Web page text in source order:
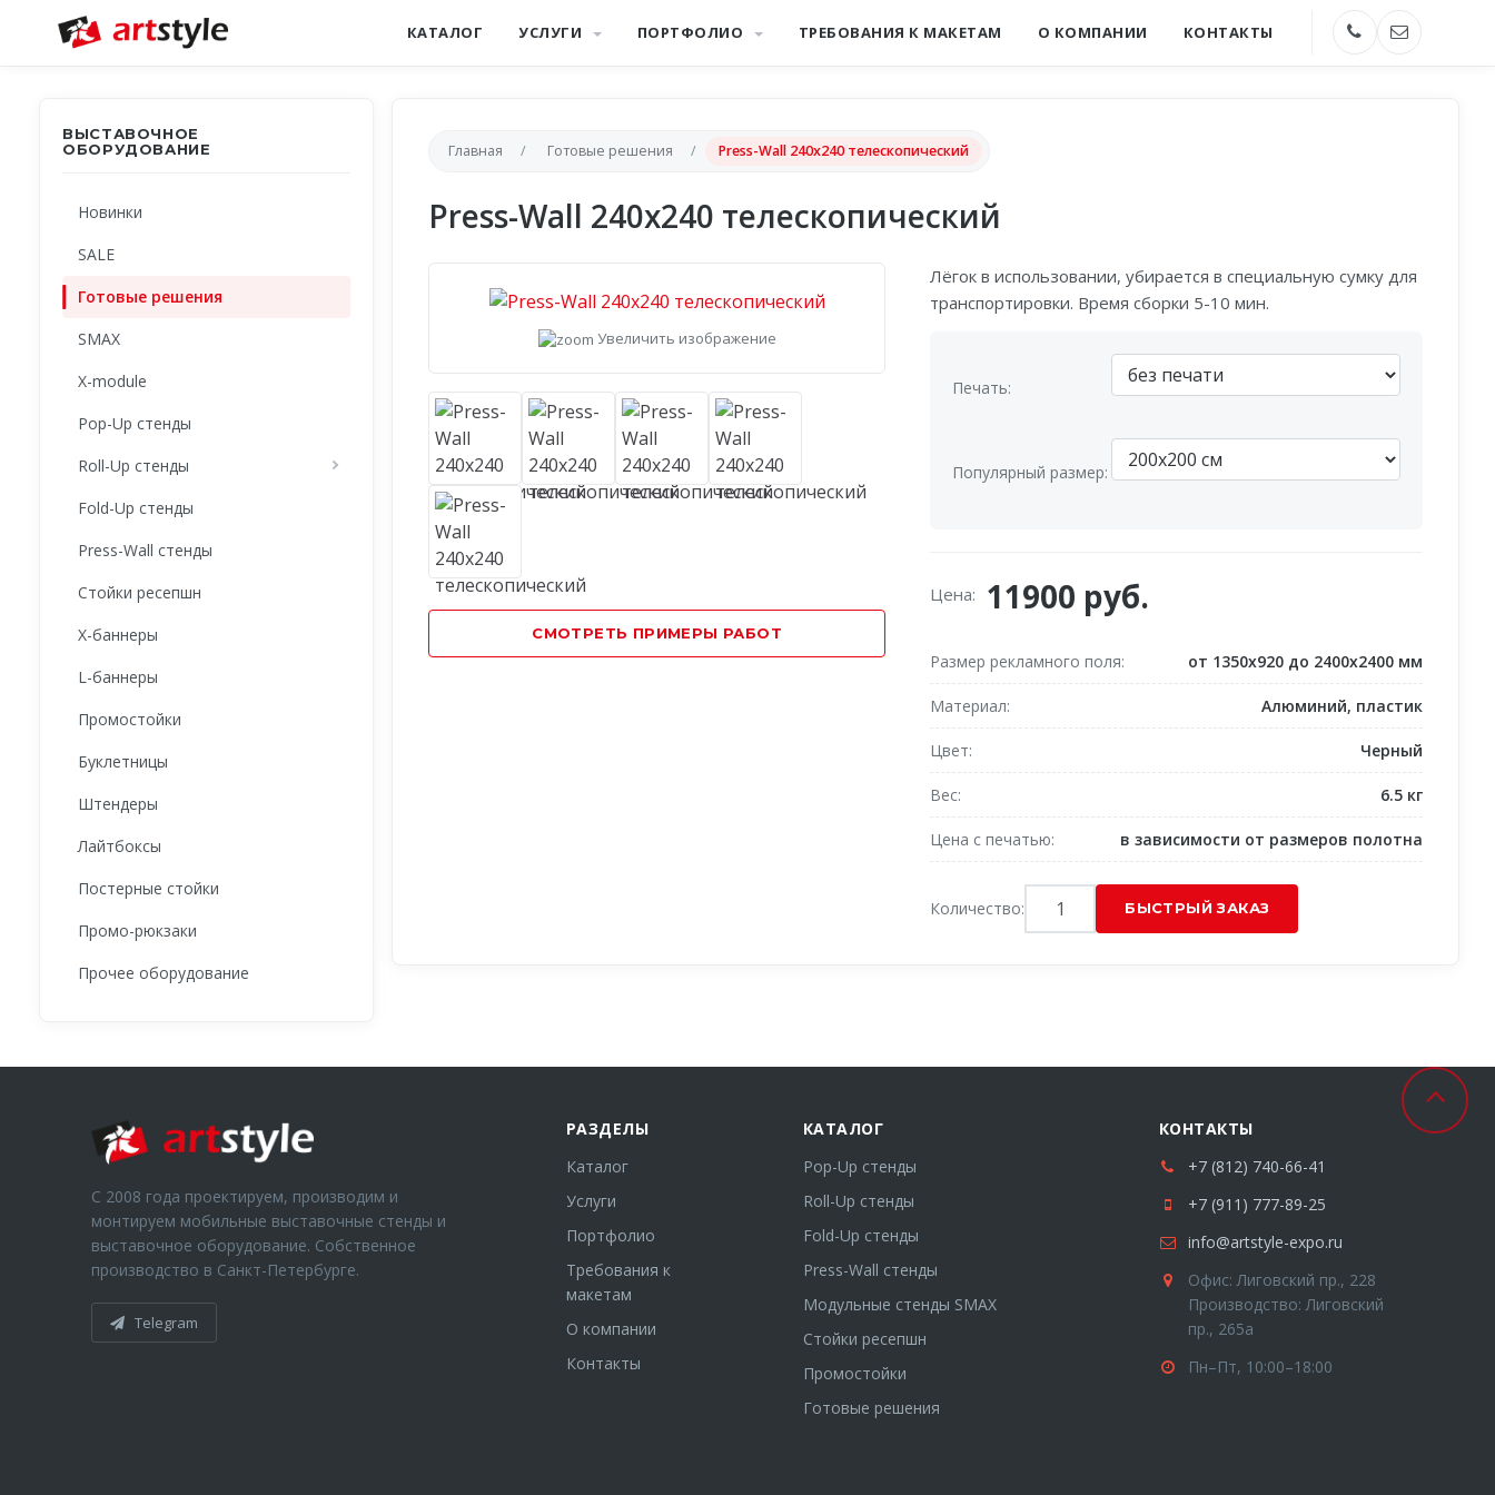
КАТАЛОГ УСЛУГИ ПОРТФОЛИО ТРЕБОВАНИЯ К МАКЕТАМ О КОМПАНИИ КОНТАКТЫ
Главная Готовые решения Press-Wall 240х240 телескопический
Press-Wall 240х240 телескопический
Увеличить изображение
СМОТРЕТЬ ПРИМЕРЫ РАБОТ
Лёгок в использовании, убирается в специальную сумку для
транспортировки. Время сборки 5-10 мин.
Печать:
Популярный размер:
Цена: 11900 руб.
Размер рекламного поля от 1350х920 до 2400х2400 мм
Материал Алюминий, пластик
Цвет Черный
Вес 6.5 кг
Цена с печатью в зависимости от размеров полотна
Количество:
ВЫСТАВОЧНОЕ
ОБОРУДОВАНИЕ
Новинки
SALE
Готовые решения
SMAX
X-module
Pop-Up стенды
Roll-Up стенды
Fold-Up стенды
Press-Wall стенды
Стойки ресепшн
X-баннеры
L-баннеры
Промостойки
Буклетницы
Штендеры
Лайтбоксы
Постерные стойки
Промо-рюкзаки
Прочее оборудование
С 2008 года проектируем, производим и
монтируем мобильные выставочные стенды и
выставочное оборудование. Собственное
производство в Санкт-Петербурге.
Telegram
РАЗДЕЛЫ
Каталог
Услуги
Портфолио
Требования к
макетам
О компании
Контакты
КАТАЛОГ
Pop-Up стенды
Roll-Up стенды
Fold-Up стенды
Press-Wall стенды
Модульные стенды SMAX
Стойки ресепшн
Промостойки
Готовые решения
КОНТАКТЫ
+7 (812) 740-66-41
+7 (911) 777-89-25
info@artstyle-expo.ru
Офис: Лиговский пр., 228
Производство: Лиговский
пр., 265а
Пн–Пт, 10:00–18:00